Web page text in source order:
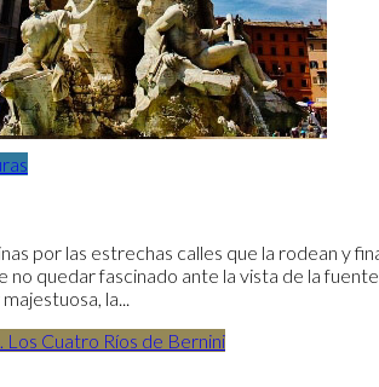
por las estrechas calles que la rodean y
no quedar fascinado ante la vista de la
la...
Los Cuatro Ríos de Bernini